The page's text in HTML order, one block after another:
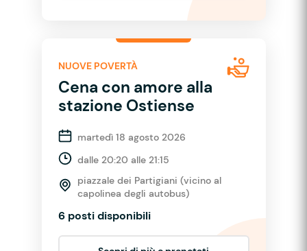
NUOVE POVERTÀ
Cena con amore alla
stazione Ostiense
martedì 18 agosto 2026
dalle 20:20 alle 21:15
piazzale dei Partigiani (vicino al
capolinea degli autobus)
6 posti disponibili